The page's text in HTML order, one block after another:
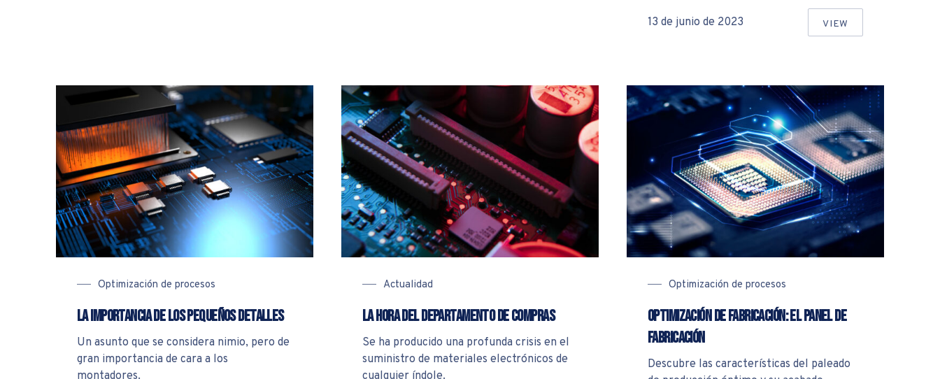
13 de junio de 2023 VIEW
Optimización de procesos
La importancia de los pequeños detalles
Un asunto que se considera nimio, pero de
gran importancia de cara a los
montadores.
Actualidad
La hora del departamento de compras
Se ha producido una profunda crisis en el
suministro de materiales electrónicos de
cualquier índole.
Optimización de procesos
Optimización de fabricación: el panel de
fabricación
Descubre las características del paleado